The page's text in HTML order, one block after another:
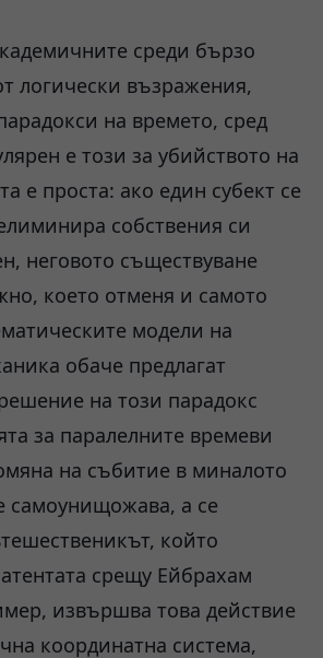
среди бързо
логически възражения,
на времето, сред
е този за убийството на
е проста: ако един субект се
собствения си
неговото съществуване
което отменя и самото
модели на
обаче предлагат
на този парадокс
за паралелните времеви
на събитие в миналото
самоунищожава, а се
който
срещу Ейбрахам
извършва това действие
координатна система,